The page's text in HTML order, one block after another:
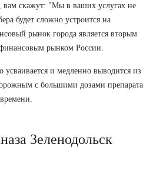
вам скажут: "Мы в ваших услугах не
будет сложно устроится на
рынок города является вторым
рынком России.
и медленно выводится из
с большими дозами препарата
Зеленодольск